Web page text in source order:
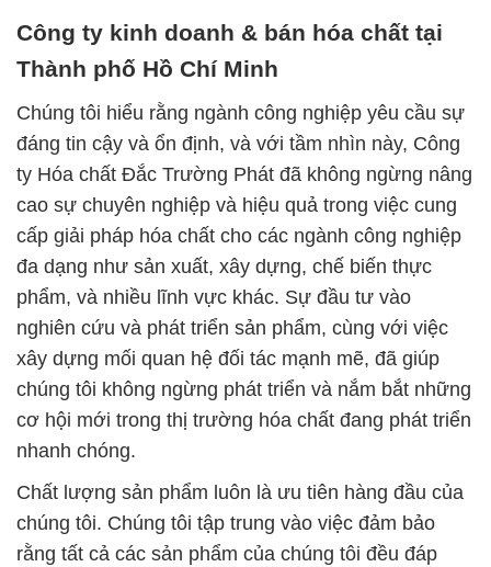
Công ty kinh doanh & bán hóa chất tại
Thành phố Hồ Chí Minh
Chúng tôi hiểu rằng ngành công nghiệp yêu cầu sự
đáng tin cậy và ổn định, và với tầm nhìn này, Công
ty Hóa chất Đắc Trường Phát đã không ngừng nâng
cao sự chuyên nghiệp và hiệu quả trong việc cung
cấp giải pháp hóa chất cho các ngành công nghiệp
đa dạng như sản xuất, xây dựng, chế biến thực
phẩm, và nhiều lĩnh vực khác. Sự đầu tư vào
nghiên cứu và phát triển sản phẩm, cùng với việc
xây dựng mối quan hệ đối tác mạnh mẽ, đã giúp
chúng tôi không ngừng phát triển và nắm bắt những
cơ hội mới trong thị trường hóa chất đang phát triển
nhanh chóng.
Chất lượng sản phẩm luôn là ưu tiên hàng đầu của
chúng tôi. Chúng tôi tập trung vào việc đảm bảo
rằng tất cả các sản phẩm của chúng tôi đều đáp